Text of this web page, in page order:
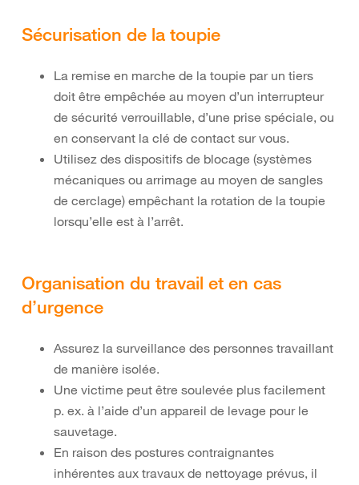
Sécurisation de la toupie
La remise en marche de la toupie par un tiers
doit être empêchée au moyen d’un interrupteur
de sécurité verrouillable, d’une prise spéciale, ou
en conservant la clé de contact sur vous.
Utilisez des dispositifs de blocage (systèmes
mécaniques ou arrimage au moyen de sangles
de cerclage) empêchant la rotation de la toupie
lorsqu’elle est à l’arrêt.
Organisation du travail et en cas
d’urgence
Assurez la surveillance des personnes travaillant
de manière isolée.
Une victime peut être soulevée plus facilement
p. ex. à l’aide d’un appareil de levage pour le
sauvetage.
En raison des postures contraignantes
inhérentes aux travaux de nettoyage prévus, il